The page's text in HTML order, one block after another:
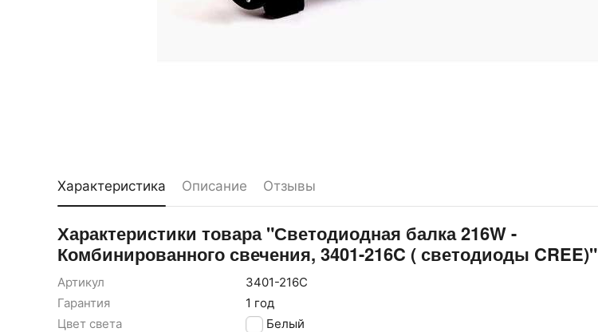
Характеристика Описание Отзывы
Характеристики товара "Светодиодная балка 216W -
Комбинированного свечения, 3401-216C ( светодиоды CREE)"
Артикул
3401-216C
Гарантия
1 год
Цвет света
Белый